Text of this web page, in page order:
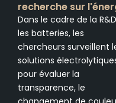
recherche sur
Dans le cadre de la
les batteries, les
chercheurs surveillent
solutions
pour évaluer la
transparence, le